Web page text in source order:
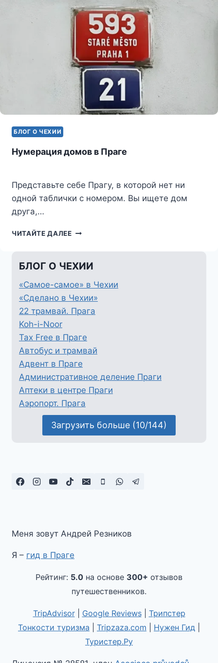
БЛОГ О ЧЕХИИ
Нумерация домов в Праге
Представьте себе Прагу, в которой нет ни
одной таблички с номером. Вы ищете дом
друга,…
ЧИТАЙТЕ ДАЛЕЕНУМЕРАЦИЯ
В
ПРАГЕ
БЛОГ О ЧЕХИИ
«Самое-самое» в Чехии
«Сделано в Чехии»
22 трамвай. Прага
Koh-i-Noor
Tax Free в Праге
Автобус и трамвай
Адвент в Праге
Административное деление Праги
Аптеки в центре Праги
Аэропорт. Прага
Загрузить больше (10/144)
Меня зовут Андрей Резников
Я – гид в Праге
Рейтинг: 5.0 на основе 300+ отзывов
путешественников.
TripAdvisor| Google Reviews| Трипстер
Тонкости туризма
Tripzaza.com Нужен Гид
Туристер.Ру